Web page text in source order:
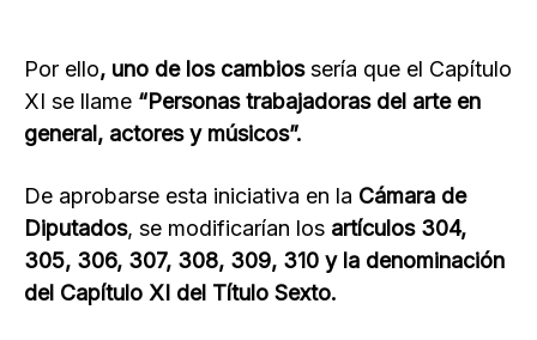
Por ello, uno de los cambiossería que el Capítulo
XI se llame “Personas trabajadoras del arte en
general, actores y músicos”.
De aprobarse esta iniciativa en la Cámara de
Diputados, se modificarían los artículos 304,
305, 306, 307, 308, 309, 310 y la denominación
del Capítulo XI del Título Sexto.